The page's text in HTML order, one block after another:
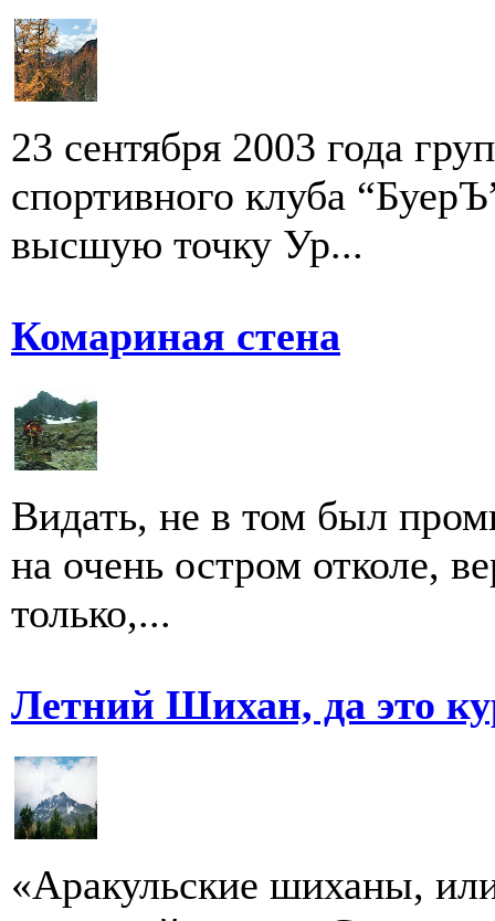
23 сентября 2003 года
спортивного клуба
высшую точку Ур...
Комариная стена
Видать, не в том был
на очень остром отколе,
только,...
Летний Шихан, да это
«Аракульские шиханы,